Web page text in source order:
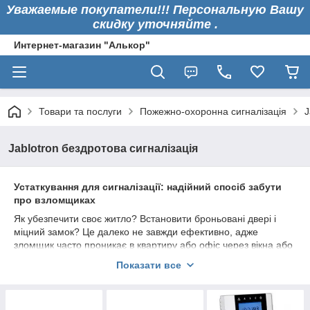
Уважаемые покупатели!!! Персональную Вашу
скидку уточняйте .
Интернет-магазин "Алькор"
Товари та послуги Пожежно-охоронна сигналізація
Jablotron бездротова сигналізація
Устаткування для сигналізації: надійний спосіб забути
про взломщиках
Як убезпечити своє житло? Встановити броньовані двері і
міцний замок? Це далеко не завжди ефективно, адже
зломщик часто проникає в квартиру або офіс через вікна або
бути спокійним на рахунок збереження свого майна.
Показати все